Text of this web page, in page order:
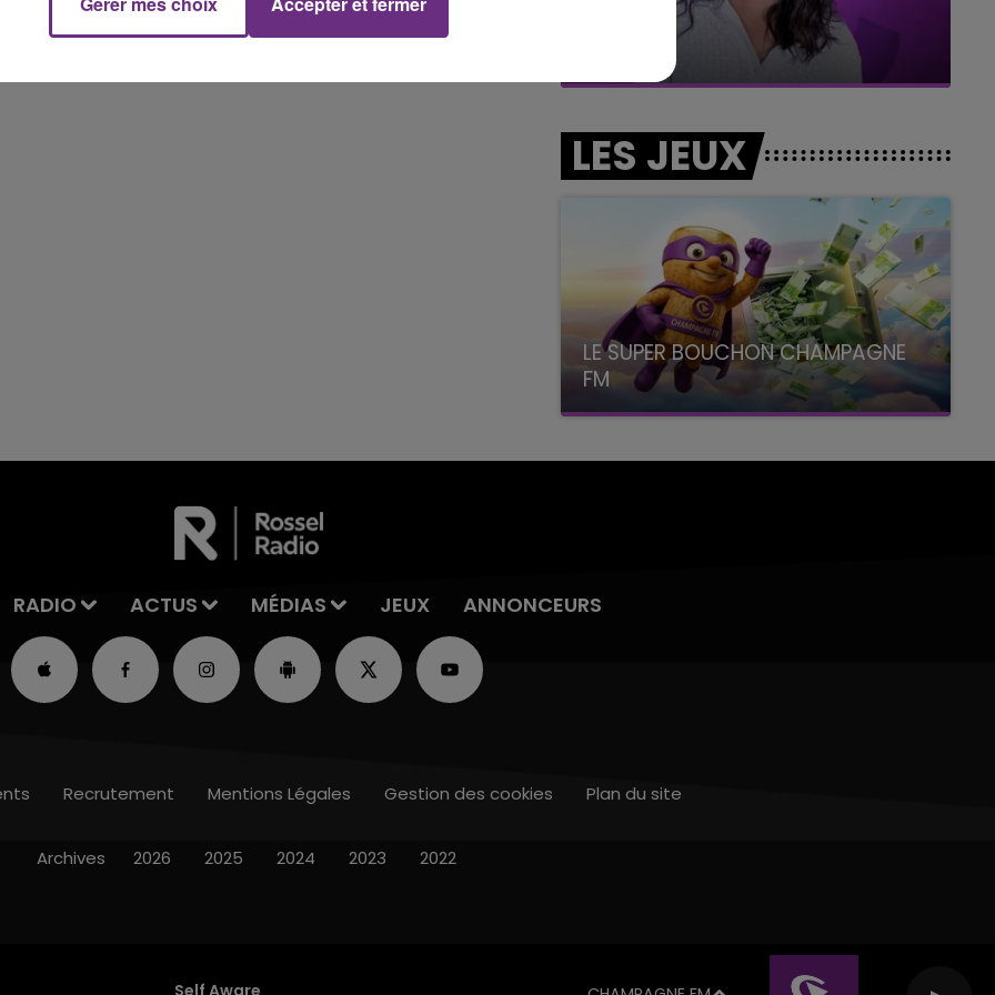
LES JEUX
LE SUPER BOUCHON CHAMPAGNE
FM
avec La Famille Champagne FM, à 8H10
RADIO ACTUS MÉDIAS JEUX ANNONCEURS
Self Aware
Recrutement Mentions Légales Gestion des cookies Plan du site
Archives 2026 2025 2024 2023 2022